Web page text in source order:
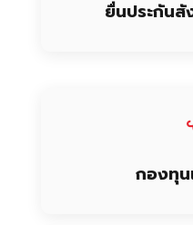
ยื่นประกันสั
กองทุน